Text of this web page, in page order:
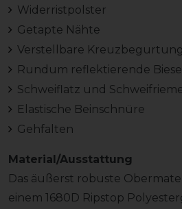
Widerristpolster
Getapte Nähte
Verstellbare Kreuzbegurtung
Rundum reflektierende Biese
Schweiflatz und
Elastische Beinschnüre
Gehfalten
Material/Ausstattung
Das äußerst robuste
einem 1680D Ripstop